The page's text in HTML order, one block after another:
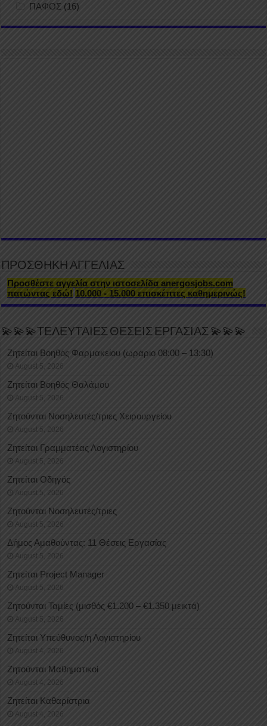
ΠΑΦΟΣ (16)
ΠΡΟΣΘΗΚΗ ΑΓΓΕΛΙΑΣ
Προσθέστε αγγελία στην ιστοσελίδα anergosjobs.com
πατώντας εδώ! 10.000 - 15.000 επισκέπτες καθημερινώς!
💫💫💫ΤΕΛΕΥΤΑΙΕΣ ΘΕΣΕΙΣ ΕΡΓΑΣΙΑΣ 💫💫💫
Ζητείται Βοηθός Φαρμακείου (ωράριο 08:00 – 13:30)
August 5, 2026
Ζητείται Βοηθός Θαλάμου
August 5, 2026
Ζητούνται Νοσηλευτές/τριες Χειρουργείου
August 5, 2026
Ζητείται Γραμματέας Λογιστηρίου
August 5, 2026
Ζητείται Οδηγός
August 5, 2026
Ζητούνται Νοσηλευτές/τριες
August 5, 2026
Δήμος Αμαθούντας: 11 Θέσεις Εργασίας
August 5, 2026
Ζητείται Project Manager
August 5, 2026
Ζητούνται Ταμίες (μισθός €1.200 – €1.350 μεικτά)
August 5, 2026
Ζητείται Υπεύθυνος/η Λογιστηρίου
August 4, 2026
Ζητούνται Μαθηματικοί
August 4, 2026
Ζητείται Καθαρίστρια
August 4, 2026